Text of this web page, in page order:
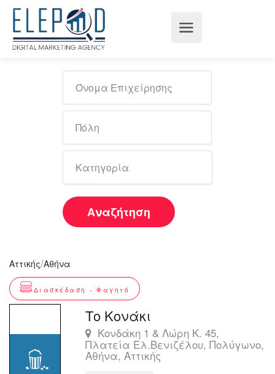
Αναζήτηση
Αττικής/Αθήνα
Διασκέδαση - Φαγητό
Το Κονάκι
Κονδάκη 1 & Λώρη Κ. 45,
Πλατεία Ελ.Βενιζέλου, Πολύγωνο,
Αθήνα, Αττικής